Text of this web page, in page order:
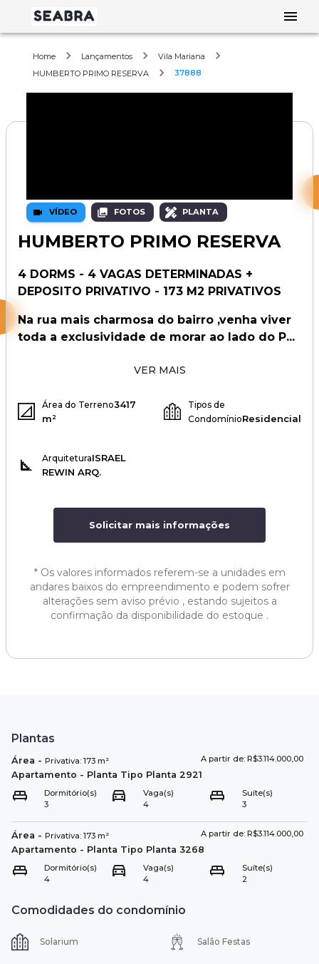
Home Lançamentos
Vila Mariana
HUMBERTO PRIMO RESERVA
37888
VÍDEO FOTOS PLANTA
HUMBERTO PRIMO RESERVA
4 DORMS - 4 VAGAS DETERMINADAS +
DEPOSITO PRIVATIVO - 173 M2 PRIVATIVOS
Na rua mais charmosa do bairro ,venha viver
toda a exclusividade de morar ao lado do P...
VER MAIS
Área do Terreno3417
m²
Tipos de
CondomínioResidencial
ArquiteturaISRAEL
REWIN ARQ.
Solicitar mais informações
* Os valores informados referem-se a unidades em
andares baixos do empreendimento e podem sofrer
alterações sem aviso prévio , estando sujeitos a
confirmação da disponibilidade do estoque .
Plantas
Área - Privativa: 173 m² A partir de: R$3.114.000,00
Apartamento - Planta Tipo Planta 2921
Dormitório(s)
3
Vaga(s)
4
Suíte(s)
3
Área - Privativa: 173 m² A partir de: R$3.114.000,00
Apartamento - Planta Tipo Planta 3268
Dormitório(s)
4
Vaga(s)
4
Suíte(s)
2
Comodidades do condomínio
Solarium Salão Festas